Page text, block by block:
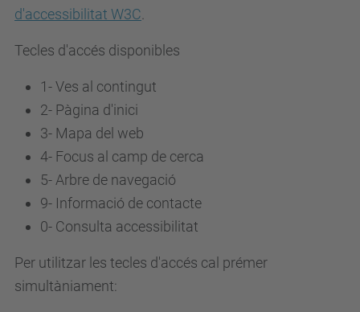
d'accessibilitat W3C
Tecles d'accés disponibles
1- Ves al contingut
2- Pàgina d'inici
3- Mapa del web
4- Focus al camp de cerca
5- Arbre de navegació
9- Informació de contacte
0- Consulta accessibilitat
Per utilitzar les tecles d'accés cal prémer
simultàniament: